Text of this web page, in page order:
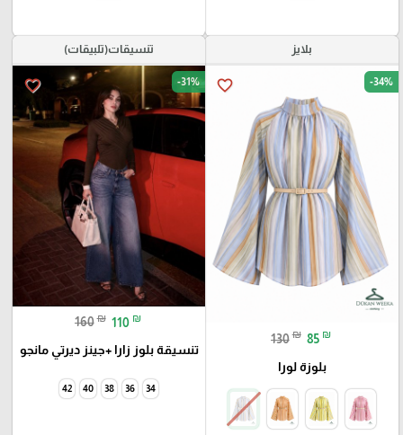
بلايز
favorite_border -34%
130 ₪ 85 ₪
بلوزة لورا
تنسيقات(تلبيقات)
favorite_border -31%
160 ₪ 110 ₪
تنسيقة بلوز زارا +جينز ديرتي مانجو
34
36
38
40
42